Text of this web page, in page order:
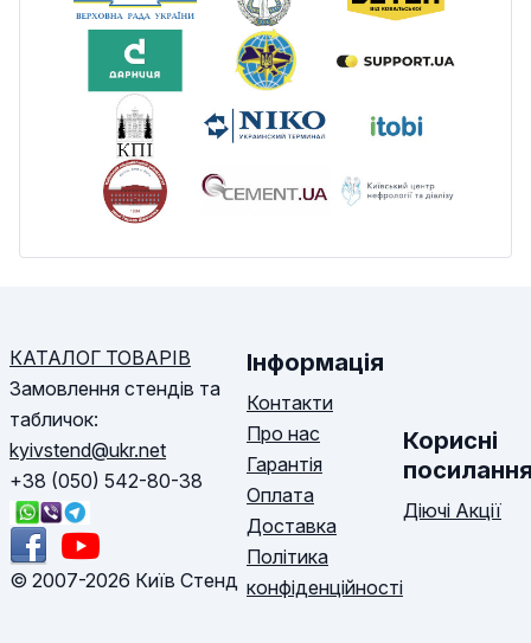
КАТАЛОГ ТОВАРІВ
Замовлення стендів та
табличок:
kyivstend@ukr.net
+38 (050) 542-80-38
© 2007-2026 Київ Стенд
Інформація
Контакти
Про нас
Гарантія
Оплата
Доставка
Політика
конфіденційності
Корисні
Діючі Акції